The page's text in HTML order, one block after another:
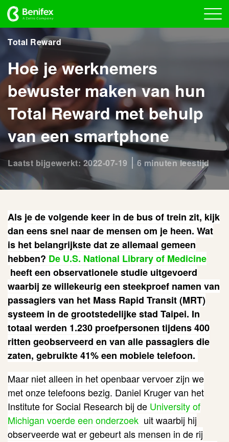
Total Reward
Hoe je werknemers
bewuster maken van hun
Total Reward met behulp
van een smartphone
Laatst bijgewerkt: 2022-07-19 6 minuten leestijd
Als je de volgende keer in de bus of trein zit, kijk
dan eens snel naar de mensen om je heen. Wat
is het belangrijkste dat ze allemaal gemeen
hebben? De U.S. National Library of Medicine
heeft een observationele studie uitgevoerd
waarbij ze willekeurig een steekproef namen van
passagiers van het Mass Rapid Transit (MRT)
systeem in de grootstedelijke stad Taipei. In
totaal werden 1.230 proefpersonen tijdens 400
ritten geobserveerd en van alle passagiers die
zaten, gebruikte 41% een mobiele telefoon.
Maar niet alleen in het openbaar vervoer zijn we
met onze telefoons bezig. Daniel Kruger van het
Institute for Social Research bij de University of
Michigan voerde een onderzoek uit waarbij hij
observeerde wat er gebeurt als mensen in de rij